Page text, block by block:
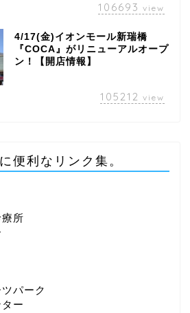
106693 view
4/17(金)イオンモール新瑞橋
『COCA』がリニューアルオープ
ン！【開店情報】
105212 view
便利なリンク集。
療所
パーク
ー